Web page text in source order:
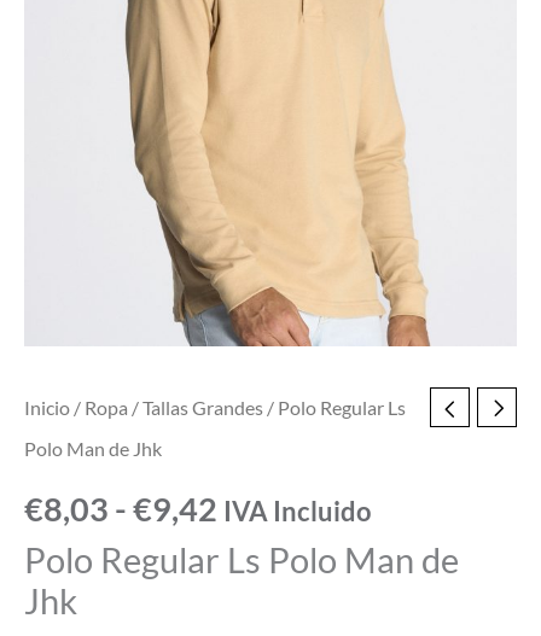
Inicio / Ropa /Tallas Grandes / Polo Regular Ls
Polo Man de Jhk
€8,03 -€9,42 IVA Incluido
Polo Regular Ls Polo Man de
Jhk